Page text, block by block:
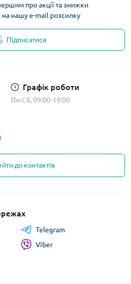
про акції та знижки
на нашу e-mail розсилку
Підписатися
Графік роботи
Пн-Сб, 09:00-19:00
до контактів
Telegram
Viber